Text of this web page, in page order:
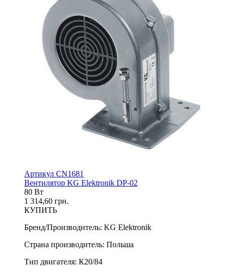
Артикул CN1681
Вентилятор KG Elektronik DP-02
80 Вт
1 314,60 грн.
КУПИТЬ
Бренд/Производитель: KG Elektronik
Страна производитель: Польша
Тип двигателя: К20/84